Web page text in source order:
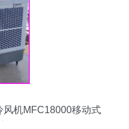
风机MFC18000移动式